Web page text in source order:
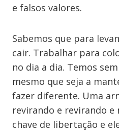
e falsos valores.
Sabemos que para
cair. Trabalhar para
no dia a dia. Temos
mesmo que seja a
fazer diferente. Uma
revirando e revirando e
chave de libertação e